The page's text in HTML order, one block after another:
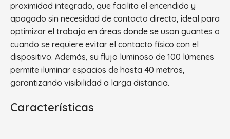
proximidad integrado, que facilita el encendido y
apagado sin necesidad de contacto directo, ideal para
optimizar el trabajo en áreas donde se usan guantes o
cuando se requiere evitar el contacto físico con el
dispositivo. Además, su flujo luminoso de 100 lúmenes
permite iluminar espacios de hasta 40 metros,
garantizando visibilidad a larga distancia.
Características